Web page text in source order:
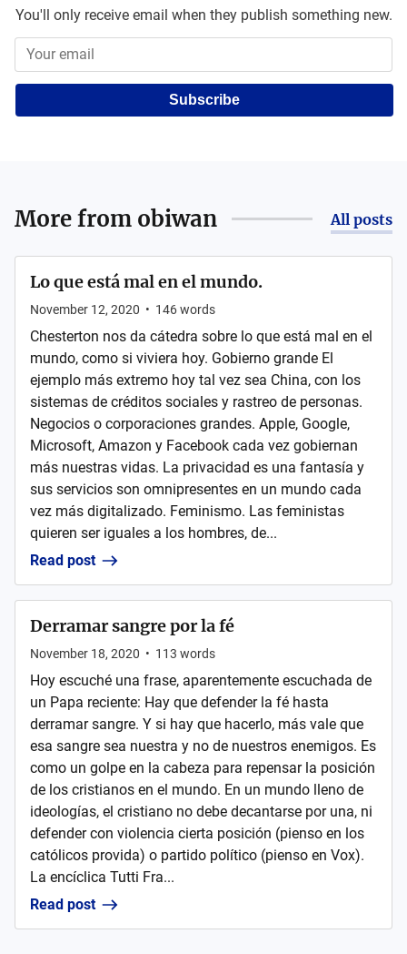
You'll only receive email when they publish something new.
Subscribe
More from obiwan All posts
Lo que está mal en el mundo.
November 12, 2020 • 146words
Chesterton nos da cátedra sobre lo que está mal en el
mundo, como si viviera hoy. Gobierno grande El
ejemplo más extremo hoy tal vez sea China, con los
sistemas de créditos sociales y rastreo de personas.
Negocios o corporaciones grandes. Apple, Google,
Microsoft, Amazon y Facebook cada vez gobiernan
más nuestras vidas. La privacidad es una fantasía y
sus servicios son omnipresentes en un mundo cada
vez más digitalizado. Feminismo. Las feministas
quieren ser iguales a los hombres, de...
Read post
Derramar sangre por la fé
November 18, 2020 • 113 words
Hoy escuché una frase, aparentemente escuchada de
un Papa reciente: Hay que defender la fé hasta
derramar sangre. Y si hay que hacerlo, más vale que
esa sangre sea nuestra y no de nuestros enemigos. Es
como un golpe en la cabeza para repensar la posición
de los cristianos en el mundo. En un mundo lleno de
ideologías, el cristiano no debe decantarse por una, ni
defender con violencia cierta posición (pienso en los
católicos provida) o partido político (pienso en Vox).
La encíclica Tutti Fra...
Read post